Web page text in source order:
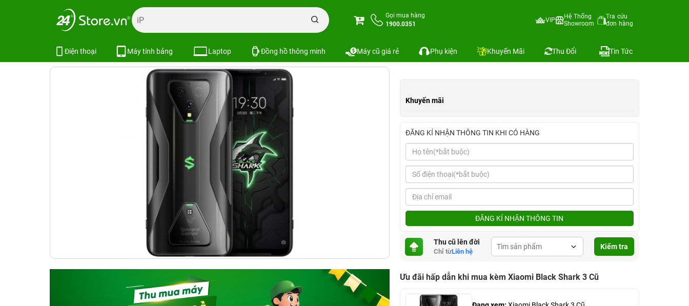
Gọi mua hàng
1900.0351
VIP
Hệ Thống
Showroom
Tra cứu
đơn hàng
Điện thoại Máy tính bảng Laptop Đồng hồ thông minh Máy cũ giá rẻ Phụ kiện Khuyến Mãi Thu Đổi Tin Tức
Trang chủ Xiaomi Cũ
Khuyến mãi
ĐĂNG KÍ NHẬN THÔNG TIN KHI CÓ HÀNG
ĐĂNG KÍ NHẬN THÔNG TIN
Thu cũ lên đời
Chỉ từLiên hệ
Kiểm tra
Ưu đãi hấp dẫn khi mua kèm Xiaomi Black Shark 3 Cũ